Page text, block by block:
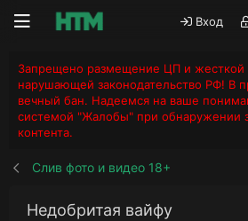
Вход
Запрещено размещение ЦП и жесткой
нарушающей законодательство РФ! В
вечный бан. Надеемся на ваше
системой "Жалобы" при обнаружении
контента.
Слив фото и видео 18+
Недобритая вайфу